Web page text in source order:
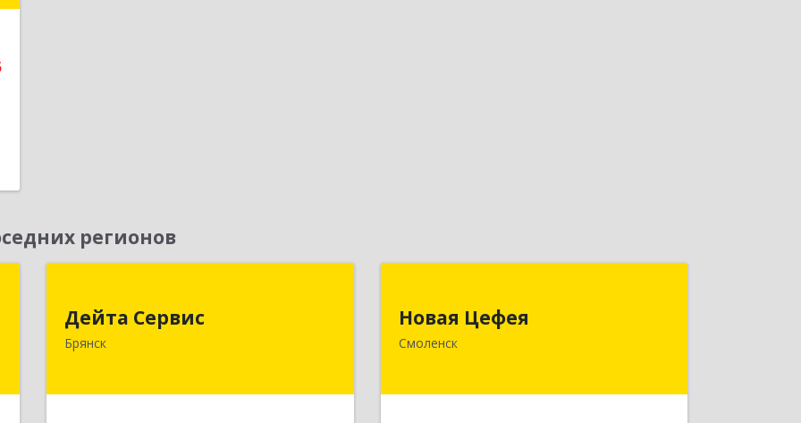
регионов
Дейта Сервис
Брянск
241035, Брянская обл, Брянск г,
Подробнее
Новая Цефея
Смоленск
214018, Смоленская обл, Смоленск г,
Подробнее